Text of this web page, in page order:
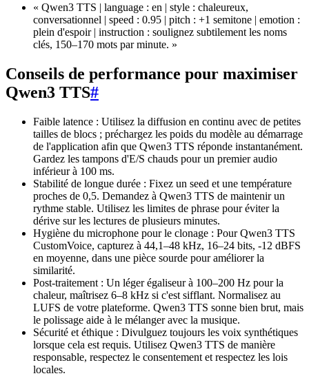
« Qwen3 TTS | language : en | style : chaleureux,
conversationnel | speed : 0.95 | pitch : +1 semitone | emotion :
plein d'espoir | instruction : soulignez subtilement les noms
clés, 150–170 mots par minute. »
Conseils de performance pour maximiser
Qwen3 TTS#
Faible latence : Utilisez la diffusion en continu avec de petites
tailles de blocs ; préchargez les poids du modèle au démarrage
de l'application afin que Qwen3 TTS réponde instantanément.
Gardez les tampons d'E/S chauds pour un premier audio
inférieur à 100 ms.
Stabilité de longue durée : Fixez un seed et une température
proches de 0,5. Demandez à Qwen3 TTS de maintenir un
rythme stable. Utilisez les limites de phrase pour éviter la
dérive sur les lectures de plusieurs minutes.
Hygiène du microphone pour le clonage : Pour Qwen3 TTS
CustomVoice, capturez à 44,1–48 kHz, 16–24 bits, -12 dBFS
en moyenne, dans une pièce sourde pour améliorer la
similarité.
Post-traitement : Un léger égaliseur à 100–200 Hz pour la
chaleur, maîtrisez 6–8 kHz si c'est sifflant. Normalisez au
LUFS de votre plateforme. Qwen3 TTS sonne bien brut, mais
le polissage aide à le mélanger avec la musique.
Sécurité et éthique : Divulguez toujours les voix synthétiques
lorsque cela est requis. Utilisez Qwen3 TTS de manière
responsable, respectez le consentement et respectez les lois
locales.